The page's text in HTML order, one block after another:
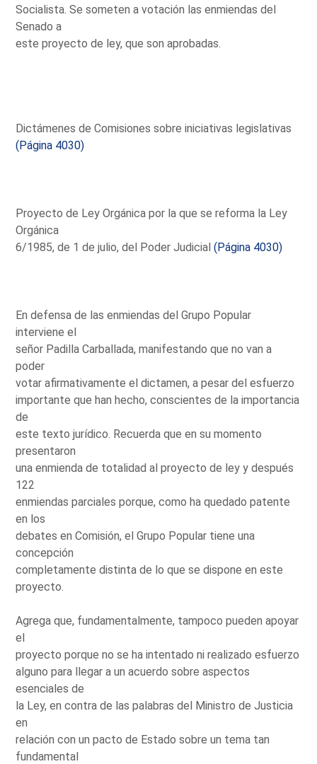
Socialista. Se someten a votación las enmiendas del
Senado a
este proyecto de ley, que son aprobadas.
Dictámenes de Comisiones sobre iniciativas legislativas
(Página 4030)
Proyecto de Ley Orgánica por la que se reforma la Ley
Orgánica
6/1985, de 1 de julio, del Poder Judicial(Página 4030)
En defensa de las enmiendas del Grupo Popular
interviene el
señor Padilla Carballada, manifestando que no van a
poder
votar afirmativamente el dictamen, a pesar del esfuerzo
importante que han hecho, conscientes de la importancia
de
este texto jurídico. Recuerda que en su momento
presentaron
una enmienda de totalidad al proyecto de ley y después
122
enmiendas parciales porque, como ha quedado patente
en los
debates en Comisión, el Grupo Popular tiene una
concepción
completamente distinta de lo que se dispone en este
proyecto.
Agrega que, fundamentalmente, tampoco pueden apoyar
el
proyecto porque no se ha intentado ni realizado esfuerzo
alguno para llegar a un acuerdo sobre aspectos
esenciales de
la Ley, en contra de las palabras del Ministro de Justicia
en
relación con un pacto de Estado sobre un tema tan
fundamental